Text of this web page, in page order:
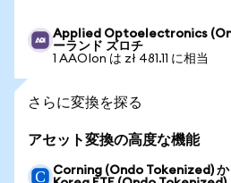
Applied Optoelectronics
ーランド ズロチ
1 AAOIon は zł 481.11 に相当
さらに変換を探る
アセット変換の高度な機能
Corning (Ondo Tokenized)